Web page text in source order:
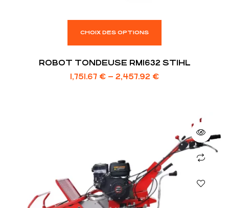
CHOIX DES OPTIONS
ROBOT TONDEUSE RMI632 STIHL
1,751.67 € – 2,457.92 €